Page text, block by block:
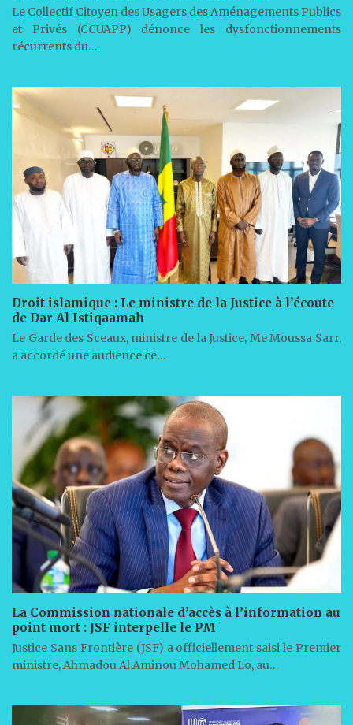
Le Collectif Citoyen des Usagers des Aménagements Publics
et Privés (CCUAPP) dénonce les dysfonctionnements
récurrents du…
Droit islamique : Le ministre de la Justice à l’écoute
de Dar Al Istiqaamah
Le Garde des Sceaux, ministre de la Justice, Me Moussa Sarr,
a accordé une audience ce…
La Commission nationale d’accès à l’information au
point mort : JSF interpelle le PM
Justice Sans Frontière (JSF) a officiellement saisi le Premier
ministre, Ahmadou Al Aminou Mohamed Lo, au…